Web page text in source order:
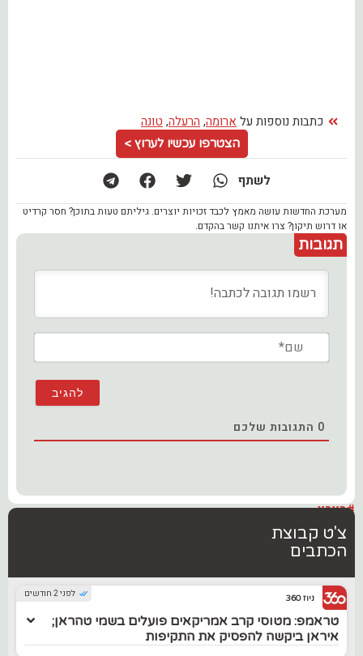
כתבות נוספות על ארומה, הרעלה, טונה
הצטרפו עכשיו לערוץ >
לשתף
מערכת החדשות עושה מאמץ לכבד זכויות יוצרים. גיליתם טעות בתוכן? חסר קרדיט
או דרוש תיקון? צרו איתנו קשר בהקדם.
תגובות
0 התגובות שלכם
#בארץ
צ'ט קבוצת
הכתבים
לפני 2 חודשים ניוז 360
טראמפ: מטוסי קרב אמריקאים פועלים בשמי טהראן;
איראן ביקשה להפסיק את התקיפות